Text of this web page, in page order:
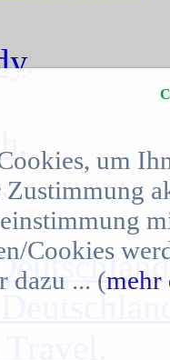
.
.
um
Cookies
dazu ... (mehr